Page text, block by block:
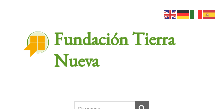
Fundación Tierra
Nueva